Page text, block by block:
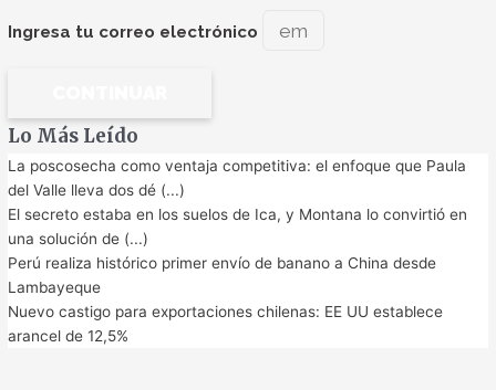
Ingresa tu correo electrónico
Lo Más Leído
La poscosecha como ventaja competitiva: el enfoque que Paula
del Valle lleva dos dé (...)
El secreto estaba en los suelos de Ica, y Montana lo convirtió en
una solución de (...)
Perú realiza histórico primer envío de banano a China desde
Lambayeque
Nuevo castigo para exportaciones chilenas: EE UU establece
arancel de 12,5%